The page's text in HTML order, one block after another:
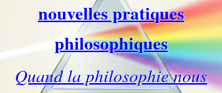
nouvelles pratiques
philosophiques
Quand la philosophie nous